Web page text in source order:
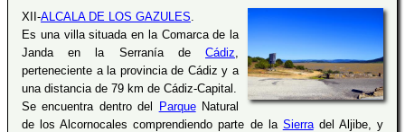
XII-ALCALA DE LOS GAZULES
Es una villa situada en la Comarca de la
Janda en la Serranía de Cádiz
perteneciente a la provincia de Cádiz y a
una distancia de 79 km de Cádiz-Capital.
Se encuentra dentro del
ParqueNatural
de los Alcornocales comprendiendo parte de la Sierradel Aljibe, y